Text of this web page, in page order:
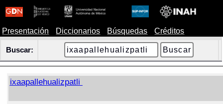
Presentación Diccionarios Búsquedas Créditos
Buscar:
ixaapallehualizpatli